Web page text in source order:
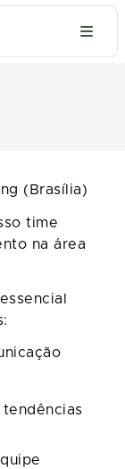
(Brasília)
time
na área